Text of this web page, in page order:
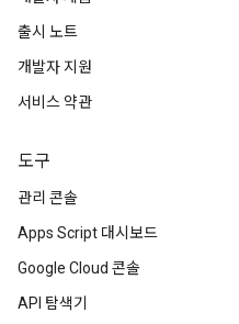
출시 노트
개발자 지원
서비스 약관
도구
관리 콘솔
Apps Script 대시보드
Google Cloud 콘솔
API 탐색기